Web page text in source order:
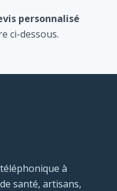
personnalisé
ci-dessous.
à
santé, artisans,